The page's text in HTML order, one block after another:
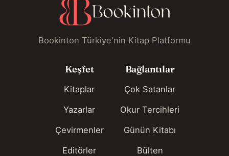
Bookinton Türkiye'nin Kitap Platformu
Keşfet
Kitaplar
Yazarlar
Çevirmenler
Editörler
Bağlantılar
Çok Satanlar
Okur Tercihleri
Günün Kitabı
Bülten